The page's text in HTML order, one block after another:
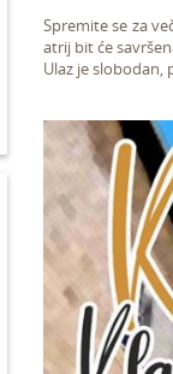
Spremite se za
atrij bit će
Ulaz je